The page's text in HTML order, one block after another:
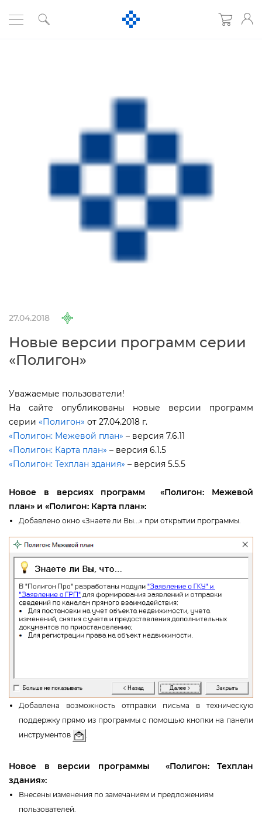
27.04.2018
Новые версии программ серии
«Полигон»
Уважаемые пользователи!
На сайте опубликованы новые версии программ
серии «Полигон» от 27.04.2018 г.
«Полигон: Межевой план» – версия 7.6.11
«Полигон: Карта план» – версия 6.1.5
«Полигон: Техплан здания» – версия 5.5.5
Новое в версиях программ
«Полигон: Межевой
план» и «Полигон: Карта план»:
Добавлено окно «Знаете ли Вы...» при открытии программы.
Добавлена возможность отправки письма в техническую
поддержку прямо из программы с помощью кнопки на панели
инструменто
Новое в версии программы
«Полигон: Техплан
здания»:
несены изменения по замечаниям и предложениям
пользователей.